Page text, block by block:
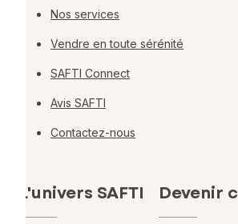
Nos services
Vendre en toute sérénité
SAFTI Connect
Avis SAFTI
Contactez-nous
L'univers SAFTI Devenir